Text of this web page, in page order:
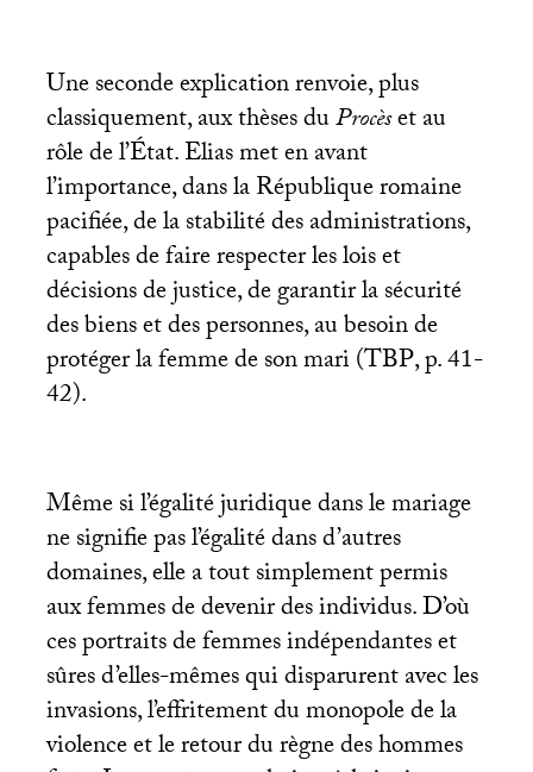
Une seconde explication renvoie, plus
classiquement, aux thèses duProcèset au
rôle de l’État. Elias met en avant
l’importance, dans la République romaine
pacifiée, de la stabilité des administrations,
capables de faire respecter les lois et
décisions de justice, de garantir la sécurité
des biens et des personnes, au besoin de
protéger la femme de son mari (TBP, p. 41-
42).
Même si l’égalité juridique dans le mariage
ne signifie pas l’égalité dans d’autres
domaines, elle a tout simplement permis
aux femmes de devenir des individus. D’où
ces portraits de femmes indépendantes et
sûres d’elles-mêmes qui disparurent avec les
invasions, l’effritement du monopole de la
violence et le retour du règne des hommes